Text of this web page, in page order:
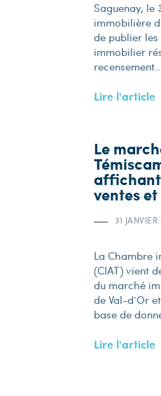
Saguenay, le
immobilière
de publier
immobilier
Lire l'article
Le
affichant
ventes
31
La Chambre
(CIAT) vient
du marché
de Val-d’Or
base de
Lire l'article